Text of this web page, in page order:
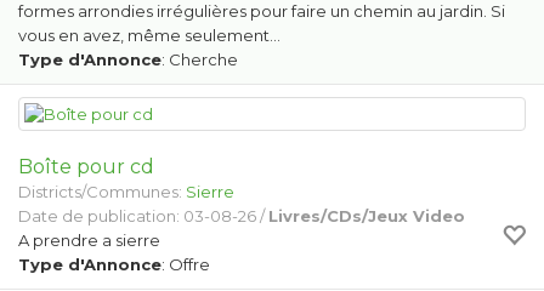
formes arrondies irrégulières pour faire un chemin au jardin. Si
vous en avez, même seulement…
Type d'Annonce: Cherche
Boîte pour cd
Districts/Communes: Sierre
Date de publication: 03-08-26 /Livres/CDs/Jeux Video
A prendre a sierre
Type d'Annonce: Offre